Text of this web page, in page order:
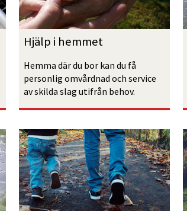
Hjälp i hemmet
Hemma där du bor kan du få
personlig omvårdnad och service
av skilda slag utifrån behov.